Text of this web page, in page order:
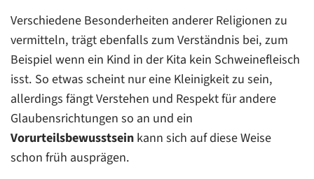
Verschiedene Besonderheiten anderer Religionen zu
vermitteln, trägt ebenfalls zum Verständnis bei, zum
Beispiel wenn ein Kind in der Kita kein Schweinefleisch
isst. So etwas scheint nur eine Kleinigkeit zu sein,
allerdings fängt Verstehen und Respekt für andere
Glaubensrichtungen so an und ein
Vorurteilsbewusstseinkann sich auf diese Weise
schon früh ausprägen.